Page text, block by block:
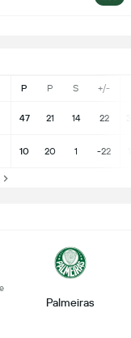
P P S +/-
47 21 14 22
10 20 1 -22
Palmeiras